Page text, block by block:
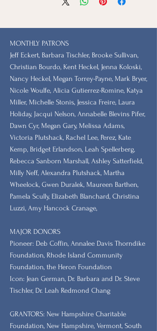
MONTHLY PATRONS
​Jeff Eckert, Barbara Tischler, Brooke Sullivan,
Christian Bourdo, Kent Heckel, Jenna Koloski,
Nancy Heckel, Megan Torrey-Payne, Mark Bryer,
Nicole Woulfe, Alicia Gutierrez-Romine, Katya
Miller, Michelle Stonis, Jessica Freire, Laura
Holiday, Jacqui Nelson, Annabelle Blevins Pifer,
Dawn Cyr, Megan Gary, Melissa Adams,
Victoria Plutshack, Rachel Lee, Perez, Kate
Kemp, Bridget Erlandson, Leah Spellerberg,
Rebecca Sanborn Marshall​, Ashley Satterfield,
Milly Neff, Alexandra Plutshack, Martha
Wheelock, Gwen Duralek, Maureen Barthen,
Pamela Scully, Elizabeth Blanchard, Christina
Luzzi, Amy Hancock Cranage,
MAJOR DONORS
​Pioneer: Deb Coffin, Annalee Davis Thorndike
Foundation, Rhode Island Community
Foundation, the Heron Foundation
Icon: Jean German, Dr. Barbara and Dr. Steve
Tischler, Dr. Leah Redmond Chang
GRANTORS: New Hampshire Charitable
Foundation, New Hampshire, Vermont, South